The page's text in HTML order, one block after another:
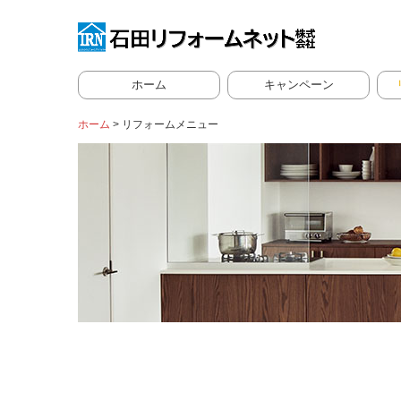
ホーム キャンペーン
ホーム リフォームメニュー